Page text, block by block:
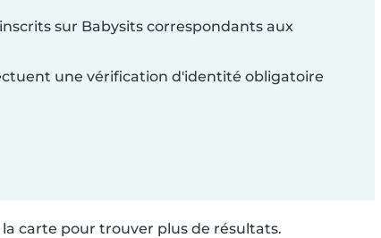
sur Babysits correspondants aux
une vérification d'identité obligatoire
carte pour trouver plus de résultats.